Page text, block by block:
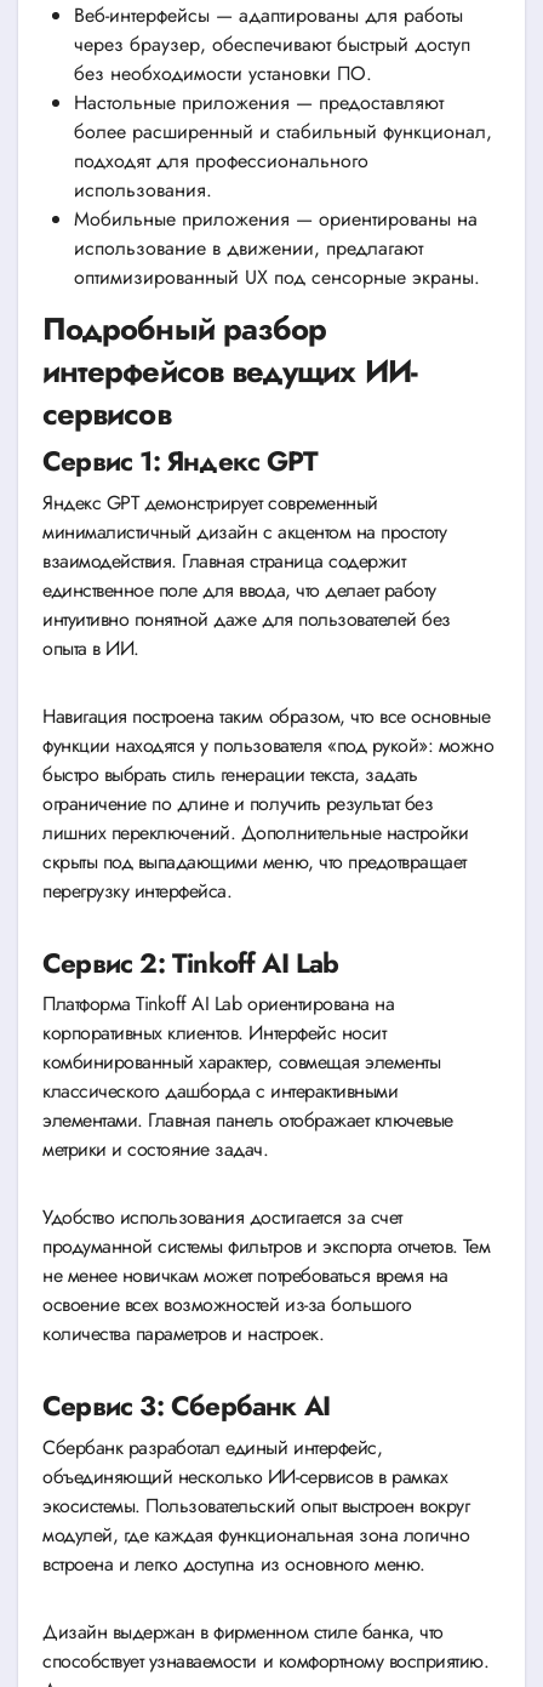
Веб-интерфейсы — адаптированы для работы
через браузер, обеспечивают быстрый доступ
без необходимости установки ПО.
Настольные приложения — предоставляют
более расширенный и стабильный функционал,
подходят для профессионального
использования.
Мобильные приложения — ориентированы на
использование в движении, предлагают
оптимизированный UX под сенсорные экраны.
Подробный разбор
интерфейсов ведущих ИИ-
сервисов
Сервис 1: Яндекс GPT
Яндекс GPT демонстрирует современный
минималистичный дизайн с акцентом на простоту
взаимодействия. Главная страница содержит
единственное поле для ввода, что делает работу
интуитивно понятной даже для пользователей без
опыта в ИИ.
Навигация построена таким образом, что все основные
функции находятся у пользователя «под рукой»: можно
быстро выбрать стиль генерации текста, задать
ограничение по длине и получить результат без
лишних переключений. Дополнительные настройки
скрыты под выпадающими меню, что предотвращает
перегрузку интерфейса.
Сервис 2: Tinkoff AI Lab
Платформа Tinkoff AI Lab ориентирована на
корпоративных клиентов. Интерфейс носит
комбинированный характер, совмещая элементы
классического дашборда с интерактивными
элементами. Главная панель отображает ключевые
метрики и состояние задач.
Удобство использования достигается за счет
продуманной системы фильтров и экспорта отчетов. Тем
не менее новичкам может потребоваться время на
освоение всех возможностей из-за большого
количества параметров и настроек.
Сервис 3: Сбербанк AI
Сбербанк разработал единый интерфейс,
объединяющий несколько ИИ-сервисов в рамках
экосистемы. Пользовательский опыт выстроен вокруг
модулей, где каждая функциональная зона логично
встроена и легко доступна из основного меню.
Дизайн выдержан в фирменном стиле банка, что
способствует узнаваемости и комфортному восприятию.